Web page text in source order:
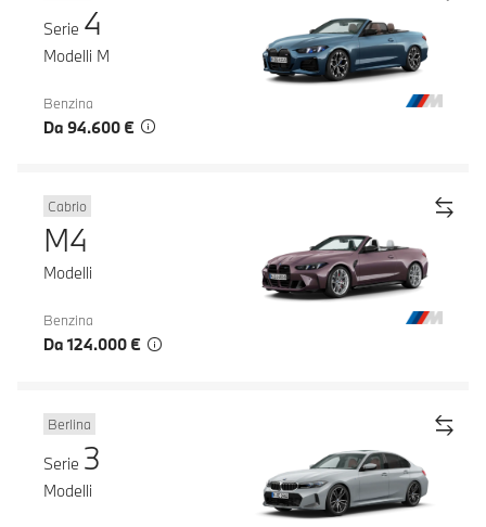
Serie 4
Modelli M
Benzina
Da 94.600 €
Cabrio
M4
Modelli
Benzina
Da 124.000 €
Berlina
Serie 3
Modelli